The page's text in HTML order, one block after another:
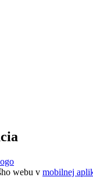
webu v mobilnej